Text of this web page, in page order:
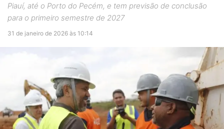
Piauí, até o Porto do Pecém, e tem previsão de conclusão
para o primeiro semestre de 2027
31 de janeiro de 2026 às 10:14